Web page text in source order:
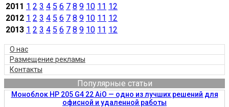
2011 1 2 3 4 5 6 7 8 9 10 11 12
2012 1 2 3 4 5 6 7 8 9 10 11 12
2013 1 2 3 4 5 6 7 8 9 10 11 12
О нас
Размещение рекламы
Контакты
Популярные статьи
Моноблок HP 205 G4 22 AiO — одно из лучших решений для
офисной и удаленной работы